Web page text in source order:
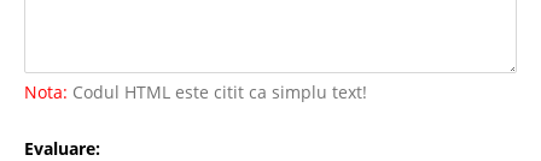
Nota: Codul HTML este citit ca simplu text!
Evaluare: